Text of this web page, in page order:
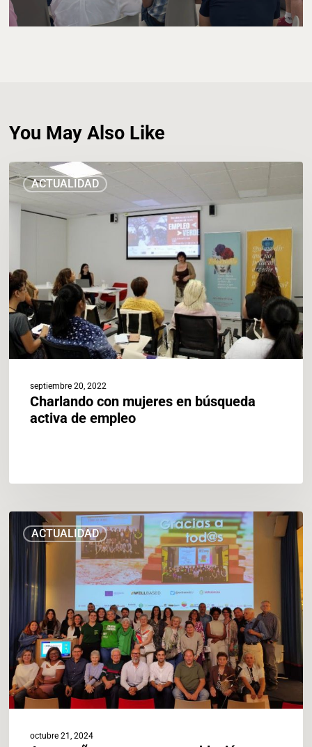
You May Also Like
ACTUALIDAD
Charlando
con
empleo
septiembre 20, 2022
Charlando con mujeres en búsqueda
activa de empleo
ACTUALIDAD
Acompañar
asesorar
población
situación
vulnerabilidad
energética
mejora
su
bienestar
octubre 21, 2024